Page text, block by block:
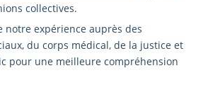
collectives.
notre expérience auprès des
du corps médical, de la justice et
pour une meilleure compréhension